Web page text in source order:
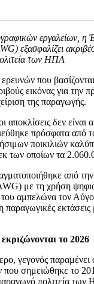
εργαλείων,
εξασφαλίζει
των ΗΠΑ
που
εικόνας για την
της παραγωγής.
αποκλίσεις δεν
πρόσφατα από
ποικιλιών
των οποίων τα
από
με τη χρήση
του αμπελώνα τον
εκτάσεις
το 2026
γεγονός
σημειώθηκε το
πολιτεία